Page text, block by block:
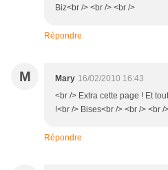
Biz<br /> <br /> <br />
Répondre
M Mary 16/02/2010 16:43
<br /> Extra cette page ! Et
!<br /> Bises<br /> <br /> <br /
Répondre